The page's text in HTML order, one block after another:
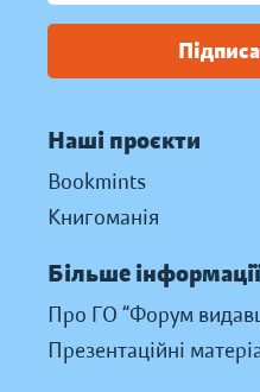
Наші проєкти
Bookmints
Книгоманія
Більше інформації
Про ГО “Форум
Презентаційні